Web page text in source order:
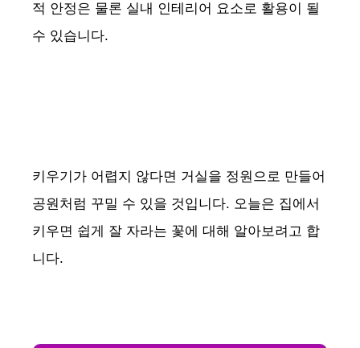
적 안정은 물론 실내 인테리어 요소로 활용이 될
수 있습니다.
키우기가 어렵지 않다면 거실을 정원으로 만들어
공원처럼 꾸밀 수 있을 것입니다. 오늘은 집에서
키우면 쉽게 잘 자라는 꽃에 대해 알아보려고 합
니다.